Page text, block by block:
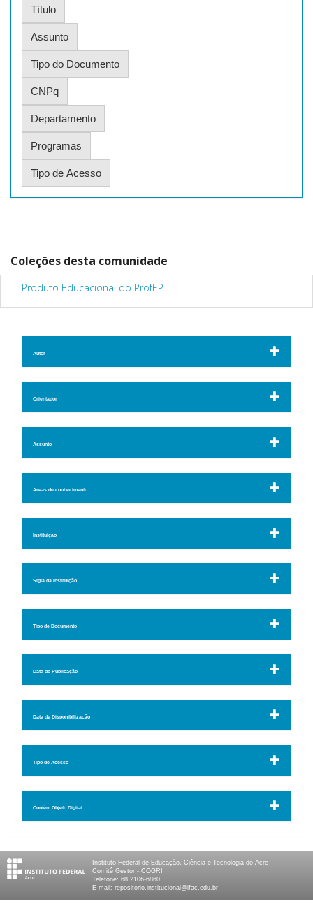
Coleções desta comunidade
Produto Educacional do ProfEPT
Autor
Orientador
Assunto
Áreas de conhecimento
Instituição
Sigla da Instituição
Tipo de Documento
Data de Publicação
Data de Disponibilização
Tipo de Acesso
Contém Objeto Digital
Instituto Federal de Educação, Ciência e Tecnologia do Acre
Comitê Gestor - COGRI
Telefone: 68 2106-6860
E-mail: repositorio.institucional@ifac.edu.br